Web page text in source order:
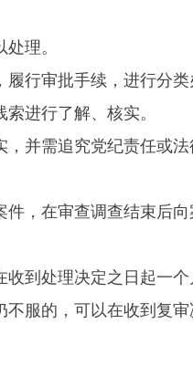
理。
行审批手续，进行分类
进行了解、核实。
需追究党纪责任或法
，在审查调查结束后向
处理决定之日起一个
服的，可以在收到复